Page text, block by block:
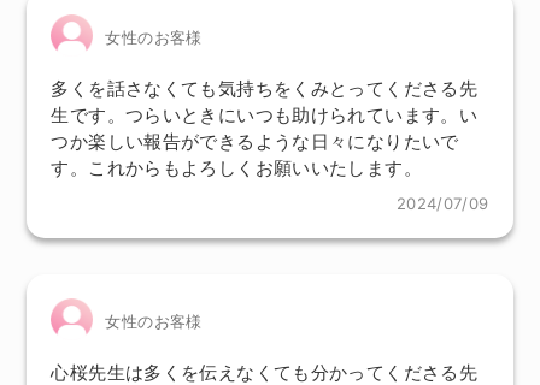
女性のお客様
多くを話さなくても気持ちをくみとってくださる先
生です。つらいときにいつも助けられています。い
つか楽しい報告ができるような日々になりたいで
す。これからもよろしくお願いいたします。
2024/07/09
女性のお客様
心桜先生は多くを伝えなくても分かってくださる先